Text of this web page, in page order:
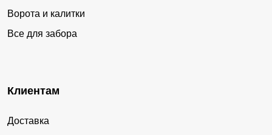
Ворота и калитки
Все для забора
Клиентам
Доставка